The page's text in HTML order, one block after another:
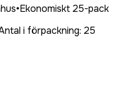
•Ekonomiskt 25-pack
i förpackning: 25